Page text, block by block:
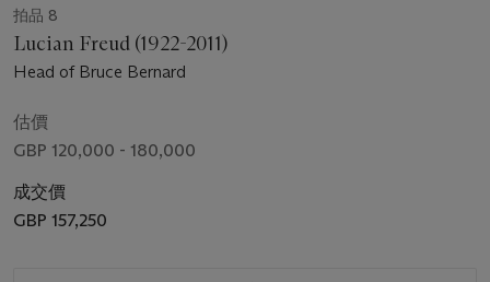
拍品 8
Lucian Freud (1922-2011)
Head of Bruce Bernard
估價
GBP 120,000 - 180,000
成交價
GBP 157,250